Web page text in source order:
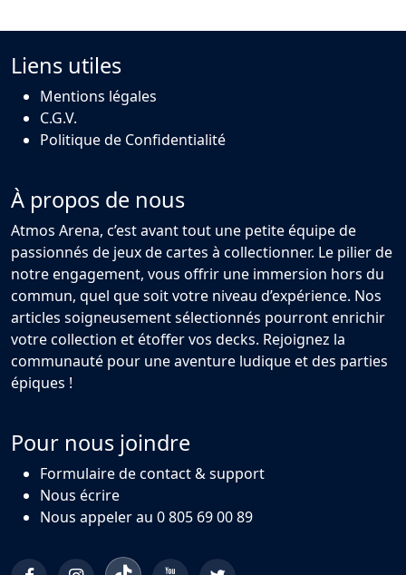
Liens utiles
Mentions légales
C.G.V.
Politique de Confidentialité
À propos de nous
Atmos Arena, c’est avant tout une petite équipe de
passionnés de jeux de cartes à collectionner. Le pilier de
notre engagement, vous offrir une immersion hors du
commun, quel que soit votre niveau d’expérience. Nos
articles soigneusement sélectionnés pourront enrichir
votre collection et étoffer vos decks. Rejoignez la
communauté pour une aventure ludique et des parties
épiques !
Pour nous joindre
Formulaire de contact & support
Nous écrire
Nous appeler au 0 805 69 00 89